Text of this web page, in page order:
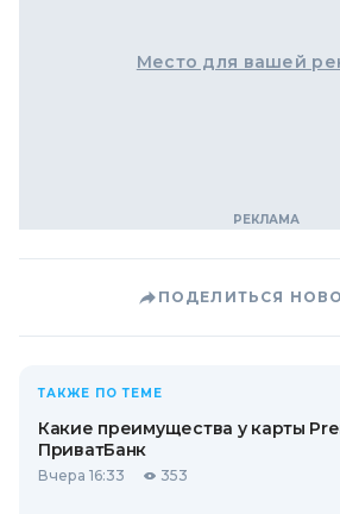
Место для вашей
ПОДЕЛИТЬСЯ
ТАКЖЕ ПО ТЕМЕ
Какие преимущества у карты
ПриватБанк
Вчера 16:33 353